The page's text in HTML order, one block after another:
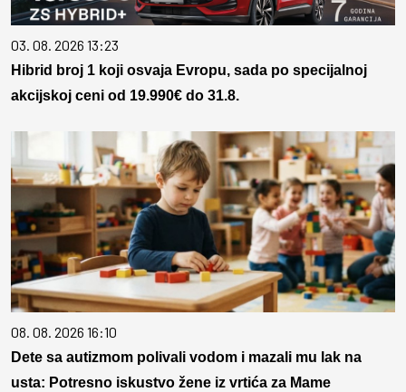
03. 08. 2026 13:23
Hibrid broj 1 koji osvaja Evropu, sada po specijalnoj
akcijskoj ceni od 19.990€ do 31.8.
08. 08. 2026 16:10
Dete sa autizmom polivali vodom i mazali mu lak na
usta: Potresno iskustvo žene iz vrtića za Mame